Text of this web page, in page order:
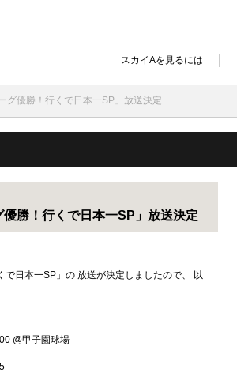
スカイAを見るには
グ優勝！行くで日本一SP」放送決定
勝！行くで日本一SP」放送決定
日本一SP」の 放送が決定しましたので、 以
@甲子園球場